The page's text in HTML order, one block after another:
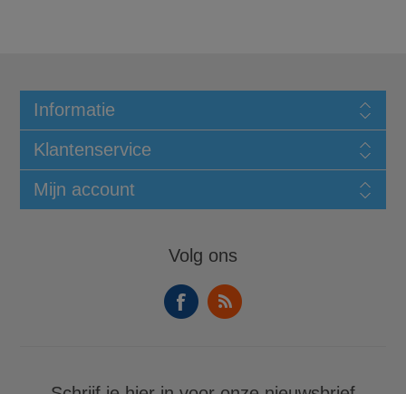
Informatie
Klantenservice
Mijn account
Volg ons